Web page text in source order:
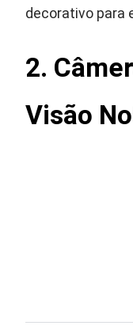
decorativo para
2.
Visão